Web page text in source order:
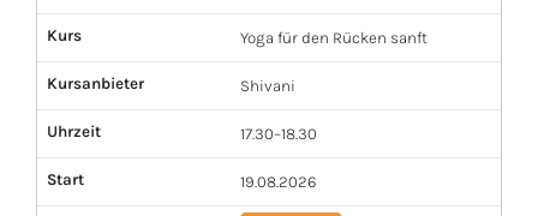
Kurs Yoga für den Rücken sanft
Kursanbieter Shivani
Uhrzeit 17.30–18.30
Start 19.08.2026